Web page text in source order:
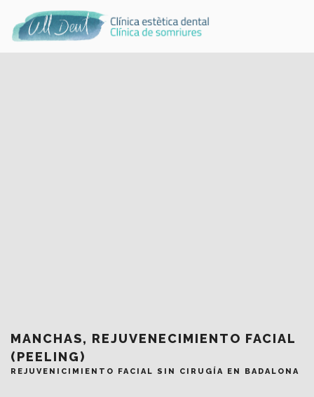
MANCHAS, REJUVENECIMIENTO FACIAL
(PEELING)
REJUVENICIMIENTO FACIAL SIN CIRUGÍA EN BADALONA